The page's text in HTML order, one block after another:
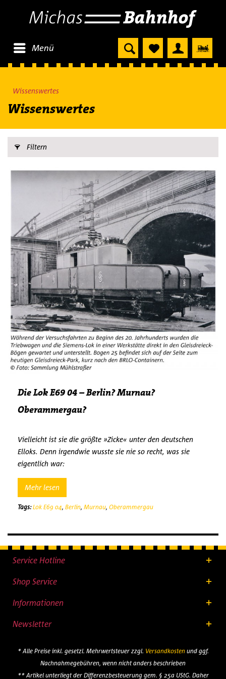
Menü
Wissenswertes
Wissenswertes
Filtern
Die Lok E69 04 – Berlin? Murnau?
Oberammergau?
Vielleicht ist sie die größte »Zicke« unter den deutschen
Elloks. Denn irgendwie wusste sie nie so recht, was sie
eigentlich war:
Mehr lesen
Tags: Lok E69 04, Berlin, Murnau, Oberammergau
Service Hotline
Shop Service
Informationen
Newsletter
* Alle Preise inkl. gesetzl. Mehrwertsteuer zzgl. Versandkostenund ggf.
Nachnahmegebühren, wenn nicht anders beschrieben
** Artikel unterliegt der Differenzbesteuerung gem. § 25a UStG. Daher